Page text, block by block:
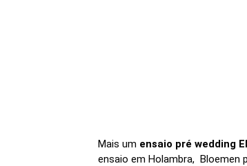
Mais um ensaio pré wedding
ensaio em Holambra, Bloemen